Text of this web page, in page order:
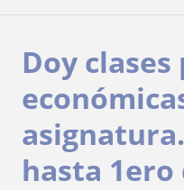
Doy
hasta 1ero